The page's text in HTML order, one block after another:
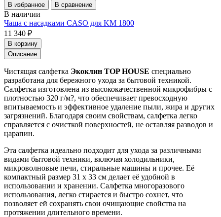
В избранное В сравнение
В наличии
Чаша c насадками CASO для KM 1800
11 340 ₽
В корзину
Описание
Чистящая салфетка Экоклин TOP HOUSE специально
разработана для бережного ухода за бытовой техникой.
Салфетка изготовлена из высококачественной микрофибры с
плотностью 320 г/м?, что обеспечивает превосходную
впитываемость и эффективное удаление пыли, жира и других
загрязнений. Благодаря своим свойствам, салфетка легко
справляется с очисткой поверхностей, не оставляя разводов и
царапин.
Эта салфетка идеально подходит для ухода за различными
видами бытовой техники, включая холодильники,
микроволновые печи, стиральные машины и прочее. Её
компактный размер 31 х 33 см делает её удобной в
использовании и хранении. Салфетка многоразового
использования, легко стирается и быстро сохнет, что
позволяет ей сохранять свои очищающие свойства на
протяжении длительного времени.